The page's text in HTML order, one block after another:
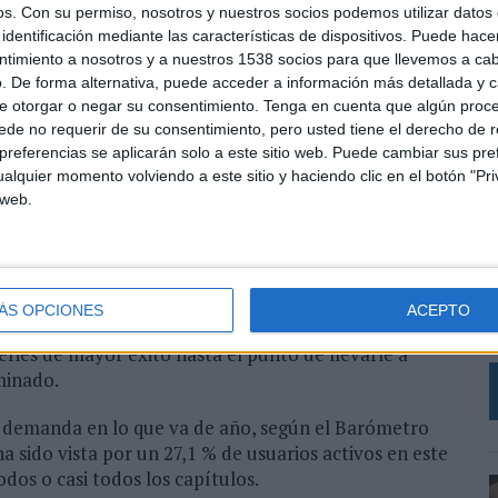
Con su permiso, nosotros y nuestros socios podemos utilizar datos
mediante las características de dispositivos. Puede
a nosotros y a nuestros 1538 socios para que llevemos a
De forma alternativa, puede acceder a información más detallada y
otorgar o negar su consentimiento. Tenga en cuenta que algún
no requerir de su consentimiento, pero usted tiene el derecho de
se aplicarán solo a este sitio web. Puede cambiar sus
momento volviendo a este sitio y haciendo clic en el botón
OPCIONES ACEPTO
para verlos sin conexión. En este contexto,
superan a las de contenidos es Apple TV+.
y el Audiovisual 2018, de la CNMC,
acceso a Internet era usuario de alguno (o varios)
Un 44,2% de los internautas consume contenidos
a la semana, siendo el contenido online que
las series (50,1%) y de las películas (34,7%)”.
data de Captify lo hacen asociado a series, siendo
Los usuarios que buscan “Juego de tronos” buscan
buscan Netflix. Esto nos lleva a pensar que el
de mayor éxito hasta el punto de llevarle a
en lo que va de año, según el Barómetro
sido vista por un 27,1 % de usuarios activos en este
o casi todos los capítulos.